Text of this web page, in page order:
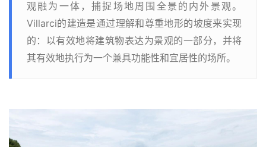
观融为一体，捕捉场地周围全景的内外景观。
Villarci的建造是通过理解和尊重地形的坡度来实现
的：以有效地将建筑物表达为景观的一部分，并将
其有效地执行为一个兼具功能性和宜居性的场所。